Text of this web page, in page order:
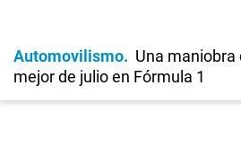
Automovilismo
Una maniobra
mejor de julio en Fórmula 1